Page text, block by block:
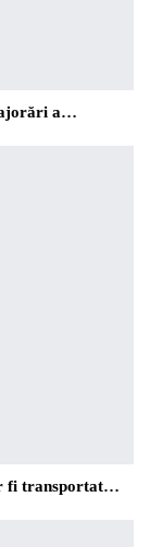
a…
fi transportat…